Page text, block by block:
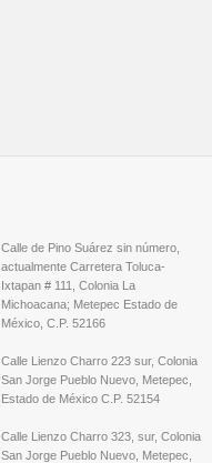
Calle de Pino Suárez sin número,
actualmente Carretera Toluca-
Ixtapan # 111, Colonia La
Michoacana; Metepec Estado de
México, C.P. 52166
Calle Lienzo Charro 223 sur, Colonia
San Jorge Pueblo Nuevo, Metepec,
Estado de México C.P. 52154
Calle Lienzo Charro 323, sur, Colonia
San Jorge Pueblo Nuevo, Metepec,